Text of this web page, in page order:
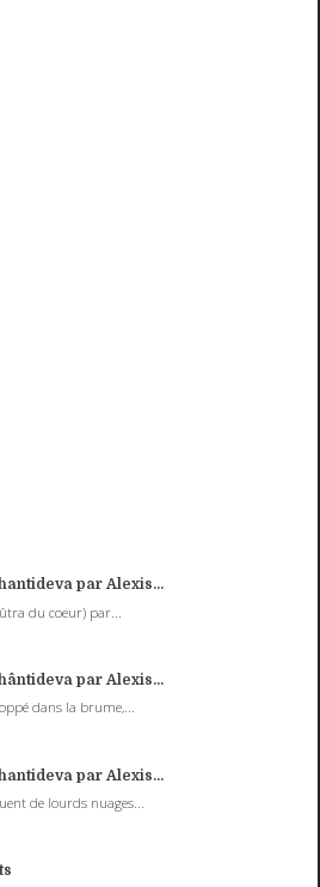
par Alexis...
du coeur) par...
par Alexis...
dans la brume,...
par Alexis...
de lourds nuages...